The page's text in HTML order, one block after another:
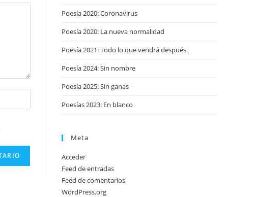
Poesía 2020: Coronavirus
Poesía 2020: La nueva normalidad
Poesía 2021: Todo lo que vendrá después
Poesía 2024: Sin nombre
Poesía 2025: Sin ganas
Poesías 2023: En blanco
Meta
Acceder
Feed de entradas
Feed de comentarios
WordPress.org